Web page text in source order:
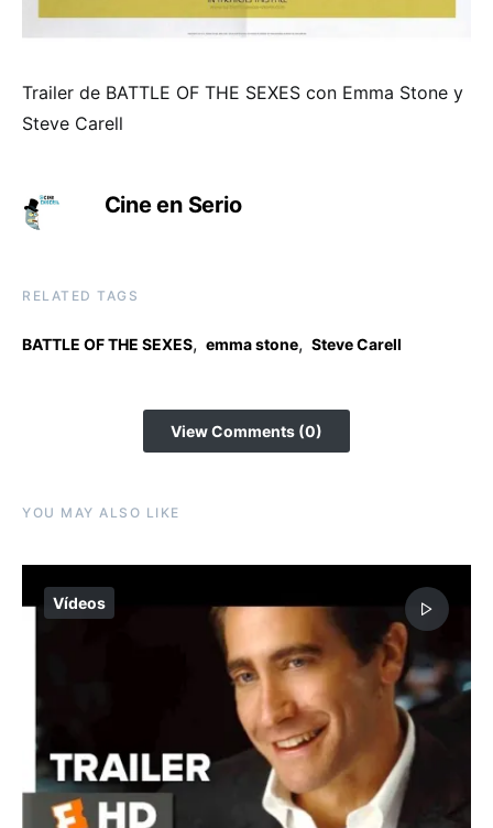
Trailer de BATTLE OF THE SEXES con Emma Stone y
Steve Carell
Cine en Serio
RELATED TAGS
BATTLE OF THE SEXES, emma stone, Steve Carell
View Comments (0)
YOU MAY ALSO LIKE
Vídeos